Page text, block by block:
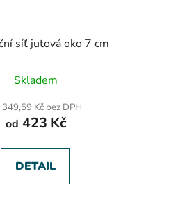
síť jutová oko 7 cm
hodnocení
je
1,0
5
hvězdiček.
Skladem
Kč bez DPH
od 423 Kč
DETAIL